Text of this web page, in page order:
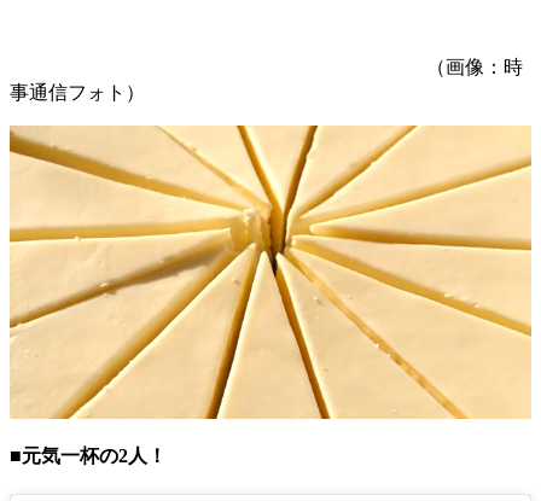
（画像：時
事通信フォト）
■元気一杯の2人！